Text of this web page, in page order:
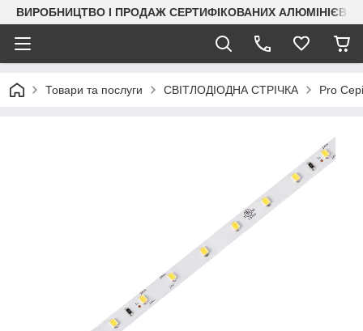
ВИРОБНИЦТВО І ПРОДАЖ СЕРТИФІКОВАНИХ
Товари та послуги СВІТЛОДІОДНА СТРІЧКА Pro